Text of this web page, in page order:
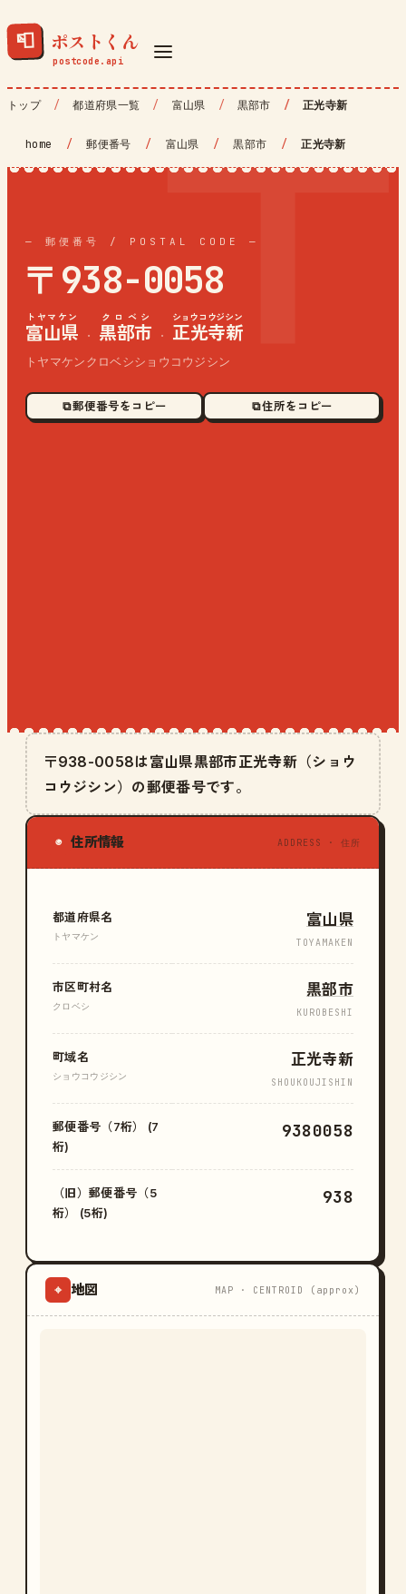
📮 ポストくん
トップ 都道府県一覧 富山県 黒部市 正光寺新
home / 郵便番号 / 富山県 / 黒部市 / 正光寺新
— 郵便番号 / POSTAL CODE —
〒938-0058
富山県
トヤマケン
· 黒部市
クロベシ
· 正光寺新
ショウコウジシン
トヤマケンクロベシショウコウジシン
⧉ 郵便番号をコピー ⧉ 住所をコピー
〒938-0058は富山県黒部市正光寺新（ショウ
コウジシン）の郵便番号です。
◉ 住所情報 ADDRESS · 住所
都道府県名
トヤマケン
富山県
TOYAMAKEN
市区町村名
クロベシ
黒部市
KUROBESHI
町域名
ショウコウジシン
正光寺新
SHOUKOUJISHIN
郵便番号（7桁） (7
桁)
9380058
（旧）郵便番号（5
桁） (5桁)
938
⌖ 地図 MAP · CENTROID (approx)